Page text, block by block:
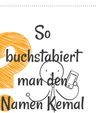
So
buchstabiert
man den
Namen Kemal